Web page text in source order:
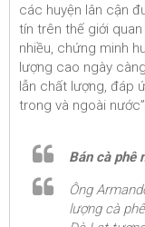
các huyện lân cận
tín trên thế giới
nhiều, chứng minh
lượng cao ngày
lẫn chất lượng, đáp
trong và ngoài
Bán cà phê
Ông
lượng cà